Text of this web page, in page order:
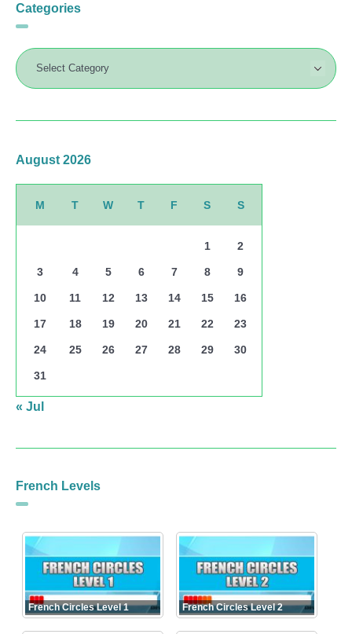
Categories
August 2026
M T W T F S S
1 2
3 4 5 6 7 8 9
10 11 12 13 14 15 16
17 18 19 20 21 22 23
24 25 26 27 28 29 30
31
« Jul
French Levels
French Circles Level 1 French Circles Level 2